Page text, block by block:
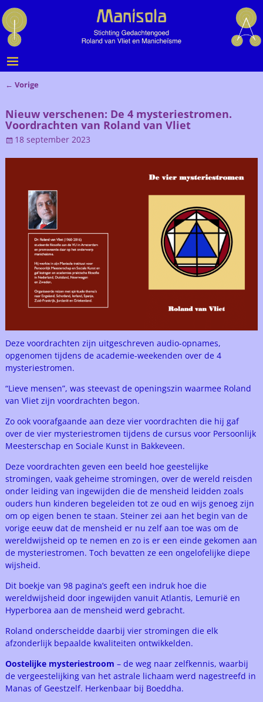
← Vorige
Nieuw verschenen: De 4 mysteriestromen.
Voordrachten van Roland van Vliet
18 september 2023
Deze voordrachten zijn uitgeschreven audio-opnames,
opgenomen tijdens de academie-weekenden over de 4
mysteriestromen.
“Lieve mensen”, was steevast de openingszin waarmee Roland
van Vliet zijn voordrachten begon.
Zo ook voorafgaande aan deze vier voordrachten die hij gaf
over de vier mysteriestromen tijdens de cursus voor Persoonlijk
Meesterschap en Sociale Kunst in Bakkeveen.
Deze voordrachten geven een beeld hoe geestelijke
stromingen, vaak geheime stromingen, over de wereld reisden
onder leiding van ingewijden die de mensheid leidden zoals
ouders hun kinderen begeleiden tot ze oud en wijs genoeg zijn
om op eigen benen te staan. Steiner zei aan het begin van de
vorige eeuw dat de mensheid er nu zelf aan toe was om de
wereldwijsheid op te nemen en zo is er een einde gekomen aan
de mysteriestromen. Toch bevatten ze een ongelofelijke diepe
wijsheid.
Dit boekje van 98 pagina’s geeft een indruk hoe die
wereldwijsheid door ingewijden vanuit Atlantis, Lemurië en
Hyperborea aan de mensheid werd gebracht.
Roland onderscheidde daarbij vier stromingen die elk
afzonderlijk bepaalde kwaliteiten ontwikkelden.
Oostelijke mysteriestroom – de weg naar zelfkennis, waarbij
de vergeestelijking van het astrale lichaam werd nagestreefd in
Manas of Geestzelf. Herkenbaar bij Boeddha.